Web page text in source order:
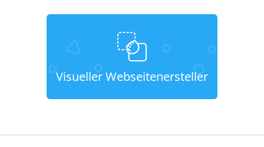
Visueller Webseitenersteller